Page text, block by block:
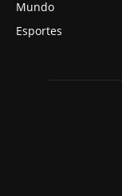
Mundo
Esportes